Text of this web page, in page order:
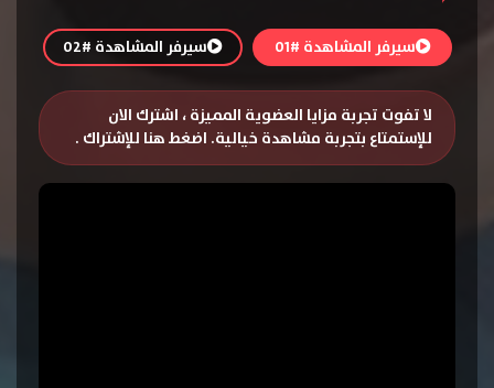
سيرفر المشاهدة #01 سيرفر المشاهدة #02
لا تفوت تجربة مزايا العضوية المميزة ، اشترك الان
للإستمتاع بتجربة مشاهدة خيالية. اضغط هنا للإشتراك .